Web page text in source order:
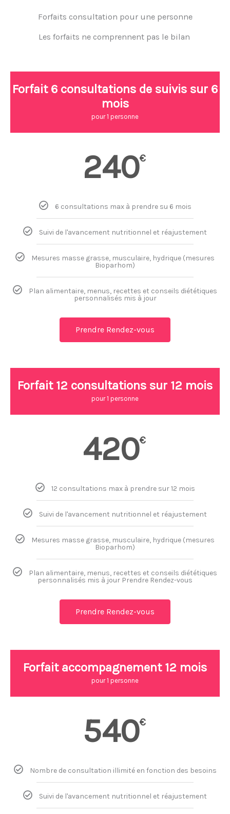
Forfaits consultation pour une personne
Les forfaits ne comprennent pas le bilan
Forfait 6 consultations de suivis sur 6
mois
pour 1 personne
240€
6 consultations max à prendre su 6 mois
Suivi de l'avancement nutritionnel et réajustement
Mesures masse grasse, musculaire, hydrique (mesures
Bioparhom)
Plan alimentaire, menus, recettes et conseils diététiques
personnalisés mis à jour
Prendre Rendez-vous
Forfait 12 consultations sur 12 mois
pour 1 personne
420€
12 consultations max à prendre sur 12 mois
Suivi de l'avancement nutritionnel et réajustement
Mesures masse grasse, musculaire, hydrique (mesures
Bioparhom)
Plan alimentaire, menus, recettes et conseils diététiques
personnalisés mis à jour Prendre Rendez-vous
Prendre Rendez-vous
Forfait accompagnement 12 mois
pour 1 personne
540€
Nombre de consultation illimité en fonction des besoins
Suivi de l'avancement nutritionnel et réajustement